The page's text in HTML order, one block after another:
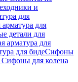
и
для
для
детали для
арматура для
для бидеСифоны
Сифоны для колена